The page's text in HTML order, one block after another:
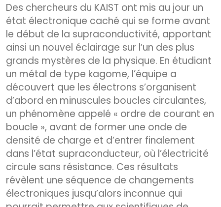
Des chercheurs du KAIST ont mis au jour un
état électronique caché qui se forme avant
le début de la supraconductivité, apportant
ainsi un nouvel éclairage sur l’un des plus
grands mystères de la physique. En étudiant
un métal de type kagome, l’équipe a
découvert que les électrons s’organisent
d’abord en minuscules boucles circulantes,
un phénomène appelé « ordre de courant en
boucle », avant de former une onde de
densité de charge et d’entrer finalement
dans l’état supraconducteur, où l’électricité
circule sans résistance. Ces résultats
révèlent une séquence de changements
électroniques jusqu’alors inconnue qui